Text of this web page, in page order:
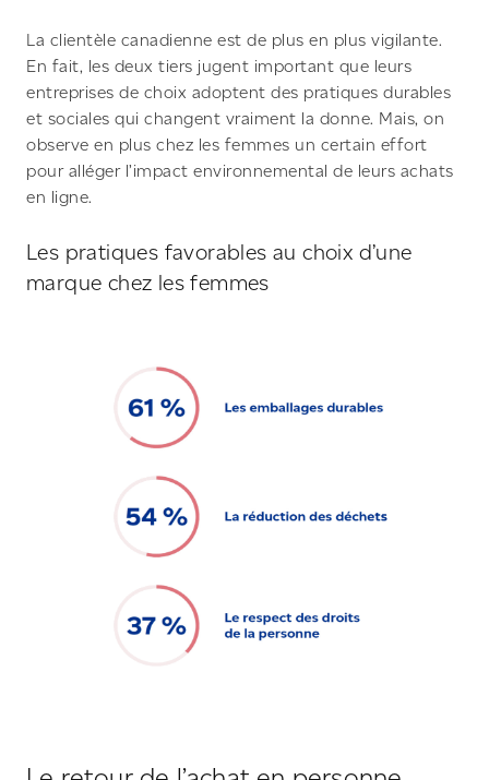
La clientèle canadienne est de plus en plus vigilante.
En fait, les deux tiers jugent important que leurs
entreprises de choix adoptent des pratiques durables
et sociales qui changent vraiment la donne. Mais, on
observe en plus chez les femmes un certain effort
pour alléger l’impact environnemental de leurs achats
en ligne.
Les pratiques favorables au choix d’une
marque chez les femmes